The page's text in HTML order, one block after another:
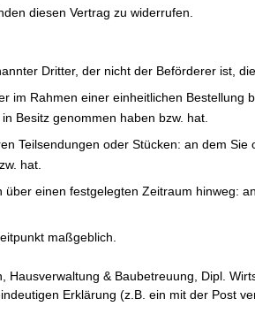
diesen Vertrag zu widerrufen.
Dritter, der nicht der Beförderer ist,
im Rahmen einer einheitlichen
Besitz genommen haben bzw. hat.
Teilsendungen oder Stücken: an dem
hat.
einen festgelegten Zeitraum hinweg:
maßgeblich.
& Baubetreuung, Dipl.
Erklärung (z.B. ein mit der Post